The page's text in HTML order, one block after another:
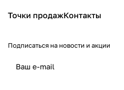
Точки продажКонтакты
Подписаться на новости и акции